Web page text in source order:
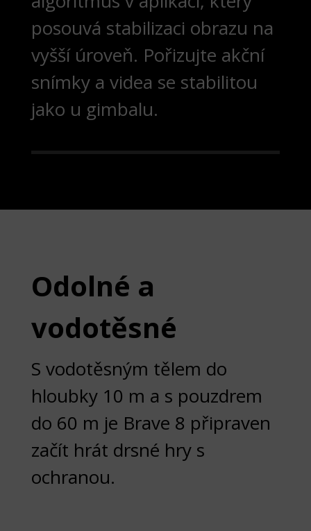
posouvá stabilizaci obrazu na
vyšší úroveň. Pořizujte akční
snímky a videa se stabilitou
jako u gimbalu.
Odolné a
vodotěsné
S vodotěsným tělem do
hloubky 10 m a s pouzdrem
do 60 m je Brave 8 připraven
začít hrát drsné hry s
ochranou.